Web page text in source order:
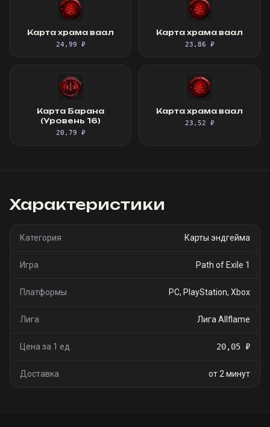
Карта храма ваал
24,99 ₽
Карта храма ваал
23,86 ₽
Карта Барана
(Уровень 16)
20,79 ₽
Карта храма ваал
23,52 ₽
Характеристики
Категория Карты эндгейма
Игра Path of Exile 1
Платформы PC, PlayStation, Xbox
Лига Лига Allflame
Цена за 1 ед. 20,05 ₽
Доставка от 2 минут